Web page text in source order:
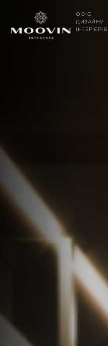
ОФІС
ДИЗАЙНУ
ІНТЕР'ЄРІВ